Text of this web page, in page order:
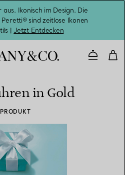
Ikonisch im Design. Die
sind zeitlose Ikonen
|Jetzt Entdecken
in Gold